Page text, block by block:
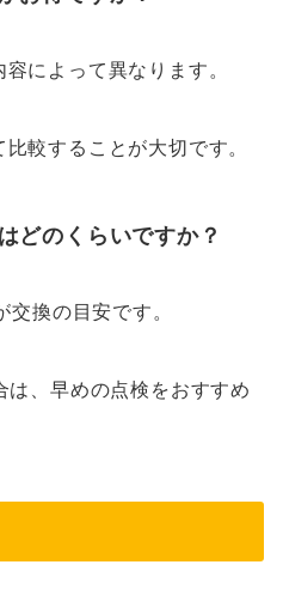
によって異なります。
較することが大切です。
どのくらいですか？
換の目安です。
、早めの点検をおすすめ